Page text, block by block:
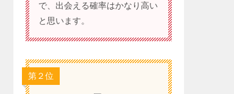
で、出会える確率はかなり高い
と思います。
第２位